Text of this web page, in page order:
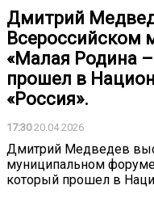
Дмитрий
Всероссийском
«Малая Родина
прошел в
«Россия».
17:3020.04.2026
Дмитрий Медведев
муниципальном
который прошел в